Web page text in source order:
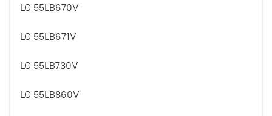
LG 55LB670V
LG 55LB671V
LG 55LB730V
LG 55LB860V